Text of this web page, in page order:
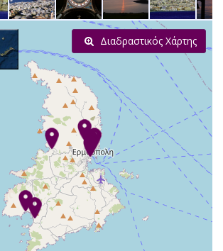
Διαδραστικός Χάρτης